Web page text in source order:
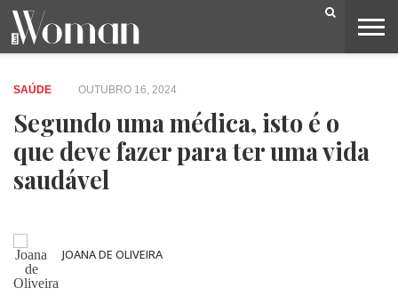
BELEZA
CAPA
LIFESTYLE
MODA
OPINIÃO
PESSOAS
SOCIEDADE
VIDEOS
SAÚDE OUTUBRO 16, 2024
Segundo uma médica, isto é o
que deve fazer para ter uma vida
saudável
JOANA DE OLIVEIRA